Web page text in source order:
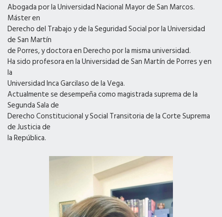
Abogada por la Universidad Nacional Mayor de San Marcos.
Máster en
Derecho del Trabajo y de la Seguridad Social por la Universidad
de San Martín
de Porres, y doctora en Derecho por la misma universidad.
Ha sido profesora en la Universidad de San Martín de Porres y en
la
Universidad Inca Garcilaso de la Vega.
Actualmente se desempeña como magistrada suprema de la
Segunda Sala de
Derecho Constitucional y Social Transitoria de la Corte Suprema
de Justicia de
la República.